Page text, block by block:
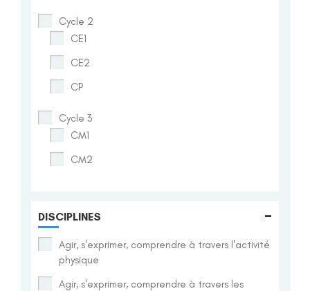
Cycle 2
CE1
CE2
CP
Cycle 3
CM1
CM2
DISCIPLINES -
Agir, s'exprimer, comprendre à travers l'activité
physique
Agir, s'exprimer, comprendre à travers les